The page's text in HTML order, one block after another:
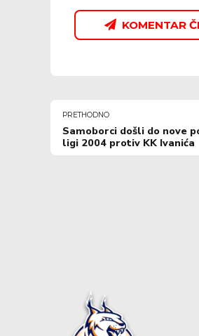
KOMENTAR
PRETHODNO
Samoborci došli do nove
ligi 2004 protiv KK Ivanića